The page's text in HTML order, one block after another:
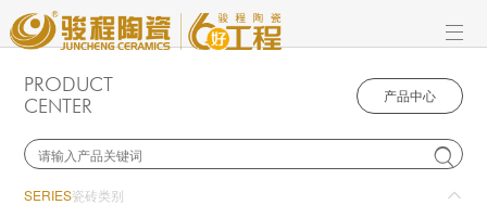
PRODUCT
CENTER
产品中心

SERIES瓷砖类别